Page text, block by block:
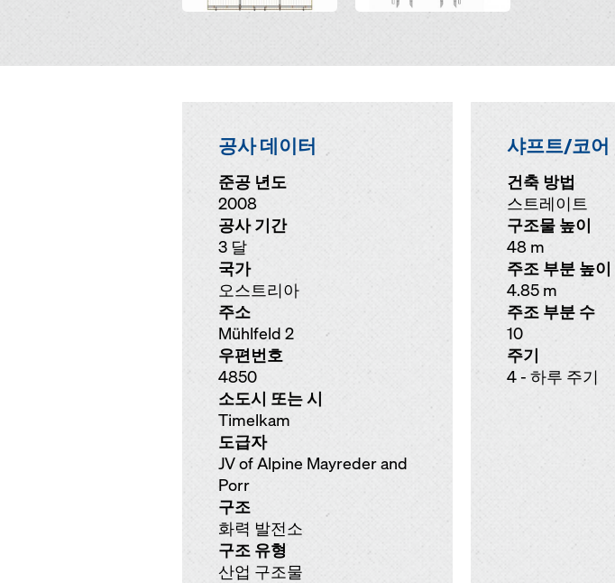
공사 데이터
준공 년도
2008
공사 기간
3 달
국가
오스트리아
주소
Mühlfeld 2
우편번호
4850
소도시 또는 시
Timelkam
도급자
JV of Alpine Mayreder and
Porr
구조
화력 발전소
구조 유형
산업 구조물
샤프트/코어
건축 방법
스트레이트
구조물 높이
48 m
주조 부분 높이
4.85 m
주조 부분 수
10
주기
4 - 하루 주기